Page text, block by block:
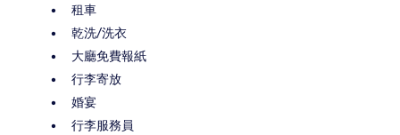
租車
乾洗/洗衣
大廳免費報紙
行李寄放
婚宴
行李服務員